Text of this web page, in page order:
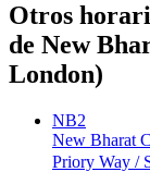
Otros
de New
London)
NB2
New Bharat
Priory Way /